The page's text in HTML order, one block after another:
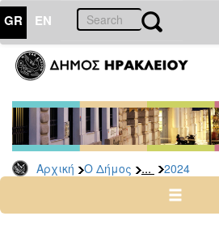
GR EN
Αρχική Ο Δήμος ... 2024
ΔΗΜΟΣ
Δελτία
Τύπου
Αρχείο
2026
2024